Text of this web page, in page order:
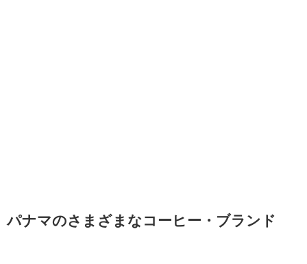
パナマのさまざまなコーヒー・ブランド